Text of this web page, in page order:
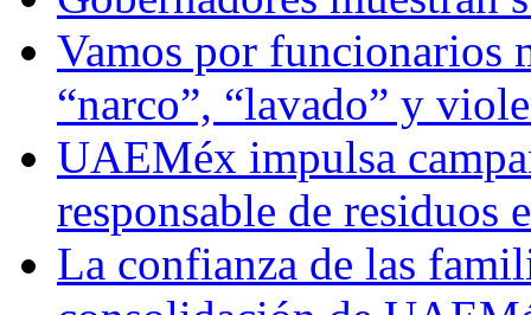
Vamos por funcionarios
“narco”, “lavado” y
UAEMéx impulsa
responsable de residuos
La confianza de las